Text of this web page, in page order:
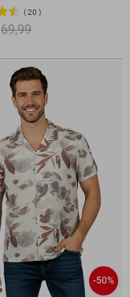
20
69,99
-50%